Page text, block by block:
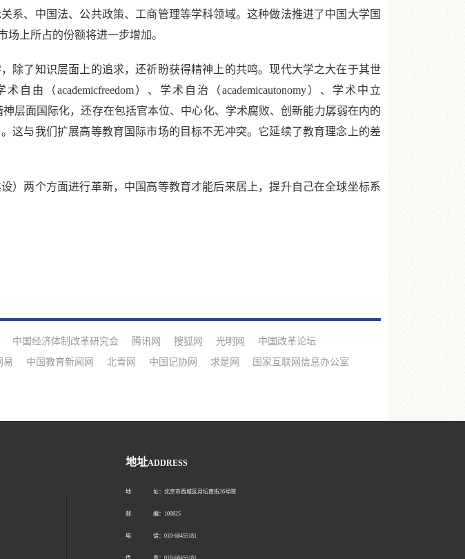
系、中国法、公共政策、工商管理等学科领域。这种做法推进了中国大学国
上所占的份额将进一步增加。
了知识层面上的追求，还祈盼获得精神上的共鸣。现代大学之大在于其世
（academicfreedom）、学术自治（academicautonomy）、学术中立
神层面国际化，还存在包括官本位、中心化、学术腐败、创新能力孱弱在内的
这与我们扩展高等教育国际市场的目标不无冲突。它延续了教育理念上的差
两个方面进行革新，中国高等教育才能后来居上，提升自己在全球坐标系
中国经济体制改革研究会 腾讯网 搜狐网 光明网
中国改革论坛
易 中国教育新闻网 北青网 中国记协网 求是网
国家互联网信息办公室
地址ADDRESS
地 址：北京市西城区月坛南街26号院
邮 编：100825
电 话：010-68455181